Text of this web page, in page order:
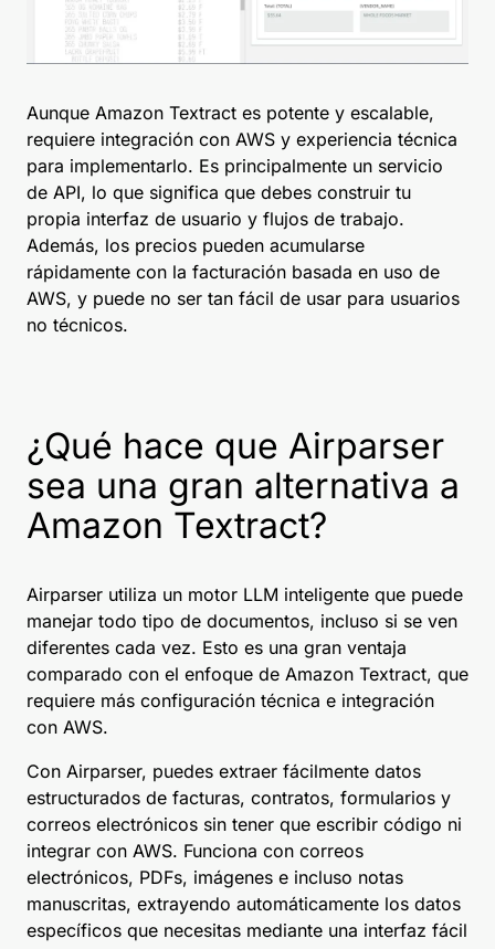
Aunque Amazon Textract es potente y escalable,
requiere integración con AWS y experiencia técnica
para implementarlo. Es principalmente un servicio
de API, lo que significa que debes construir tu
propia interfaz de usuario y flujos de trabajo.
Además, los precios pueden acumularse
rápidamente con la facturación basada en uso de
AWS, y puede no ser tan fácil de usar para usuarios
no técnicos.
¿Qué hace que Airparser
sea una gran alternativa a
Amazon Textract?
Airparser utiliza un motor LLM inteligente que puede
manejar todo tipo de documentos, incluso si se ven
diferentes cada vez. Esto es una gran ventaja
comparado con el enfoque de Amazon Textract, que
requiere más configuración técnica e integración
con AWS.
Con Airparser, puedes extraer fácilmente datos
estructurados de facturas, contratos, formularios y
correos electrónicos sin tener que escribir código ni
integrar con AWS. Funciona con correos
electrónicos, PDFs, imágenes e incluso notas
manuscritas, extrayendo automáticamente los datos
específicos que necesitas mediante una interfaz fácil